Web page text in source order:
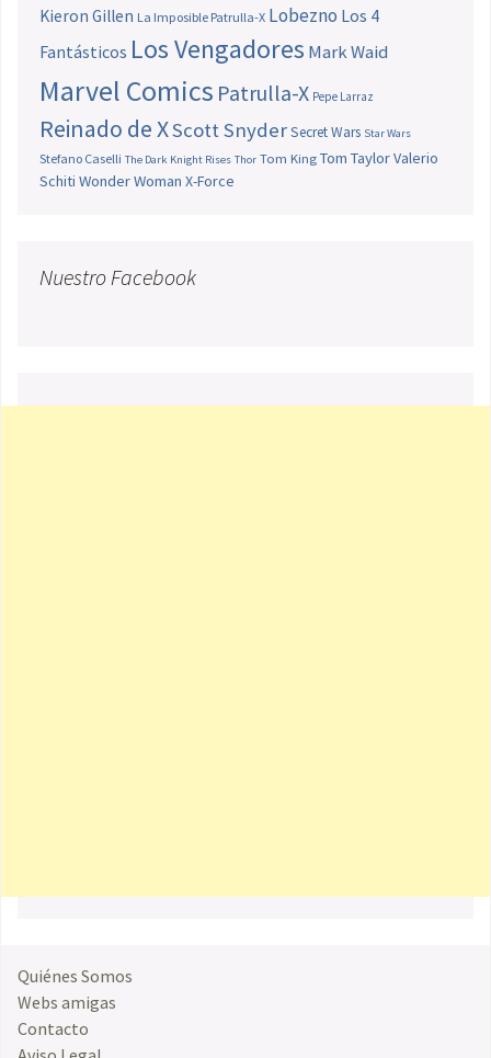
Kieron Gillen La Imposible Patrulla-X Lobezno Los 4
Fantásticos Los Vengadores Mark Waid
Marvel Comics Patrulla-X Pepe Larraz
Reinado de XScott SnyderSecret Wars Star Wars
Stefano Caselli The Dark Knight Rises Thor Tom King Tom TaylorValerio
Schiti Wonder Woman X-Force
Nuestro Facebook
Quiénes Somos
Webs amigas
Contacto